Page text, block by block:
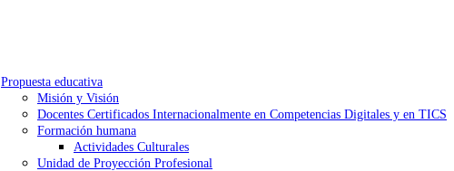
Propuesta educativa
Misión y Visión
Docentes Certificados Internacionalmente en Competencias Digitales y en TICS
Formación humana
Actividades Culturales
Unidad de Proyección Profesional